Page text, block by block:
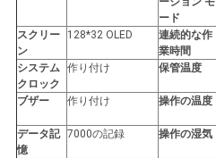
ード
スクリー
ン
128*32 OLED
連続的な作
業時間
システム
クロック
作り付け 保管温度
ブザー 作り付け 操作の温度
データ記
憶
7000の記録 操作の湿気